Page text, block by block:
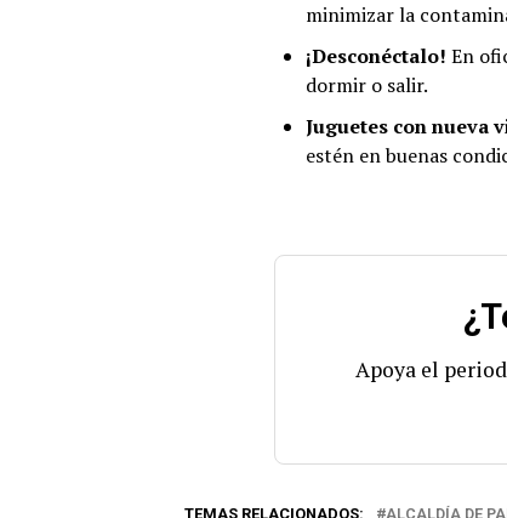
minimizar la
¡Desconéctalo! En
dormir o salir.
Juguetes con nueva
estén en buenas
Apoya el
TEMAS RELACIONADOS: ALCALDÍA DE